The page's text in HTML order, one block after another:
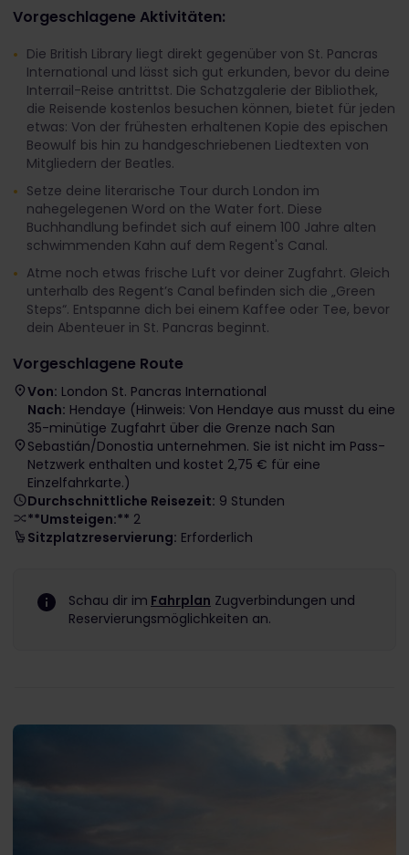
Vorgeschlagene Aktivitäten:
Die British Library liegt direkt gegenüber von St. Pancras
International und lässt sich gut erkunden, bevor du deine
Interrail-Reise antrittst. Die Schatzgalerie der Bibliothek,
die Reisende kostenlos besuchen können, bietet für jeden
etwas: Von der frühesten erhaltenen Kopie des epischen
Beowulf bis hin zu handgeschriebenen Liedtexten von
Mitgliedern der Beatles.
Setze deine literarische Tour durch London im
nahegelegenen Word on the Water fort. Diese
Buchhandlung befindet sich auf einem 100 Jahre alten
schwimmenden Kahn auf dem Regent's Canal.
Atme noch etwas frische Luft vor deiner Zugfahrt. Gleich
unterhalb des Regent’s Canal befinden sich die „Green
Steps“. Entspanne dich bei einem Kaffee oder Tee, bevor
dein Abenteuer in St. Pancras beginnt.
Vorgeschlagene Route
Von: London St. Pancras International
Nach: Hendaye (Hinweis: Von Hendaye aus musst du eine
35-minütige Zugfahrt über die Grenze nach San
Sebastián/Donostia unternehmen. Sie ist nicht im Pass-
Netzwerk enthalten und kostet 2,75 € für eine
Einzelfahrkarte.)
Durchschnittliche Reisezeit: 9 Stunden
**Umsteigen:** 2
Sitzplatzreservierung: Erforderlich
Schau dir im Fahrplan Zugverbindungen und
Reservierungsmöglichkeiten an.